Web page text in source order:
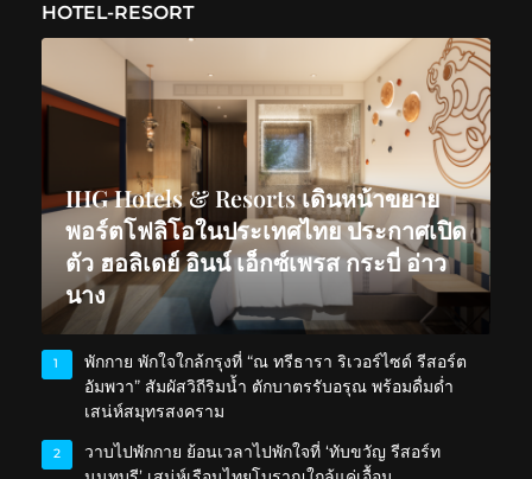
HOTEL-RESORT
IHG Hotels & Resorts เดินหน้าขยาย
พอร์ตโฟลิโอในประเทศไทย ประกาศเปิด
ตัว ฮอลิเดย์ อินน์ เอ็กซ์เพรส กระบี่ อ่าว
นาง
1
พักกาย พักใจใกล้กรุงที่ “ณ ทรีธารา ริเวอร์ไซด์ รีสอร์ต
อัมพวา” สัมผัสวิถีริมน้ำ ตักบาตรรับอรุณ พร้อมดื่มด่ำ
เสน่ห์สมุทรสงคราม
2
วาบไปพักกาย ย้อนเวลาไปพักใจที่ ‘ทับขวัญ รีสอร์ท